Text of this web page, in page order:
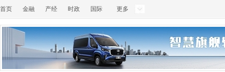
首页 金融 产经 时政 国际 更多